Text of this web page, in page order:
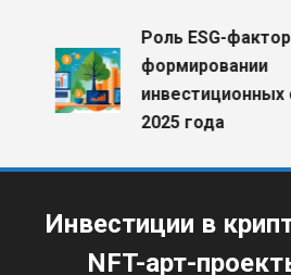
Роль ESG-
формировании
инвестиционных
2025 года
Инвестиции в
NFT-арт-